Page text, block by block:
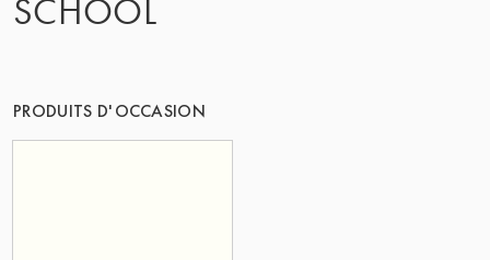
SCHOOL
PRODUITS D'OCCASION